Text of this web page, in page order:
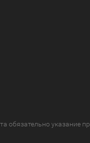
обязательно указание